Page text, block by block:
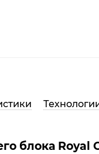
блока Royal